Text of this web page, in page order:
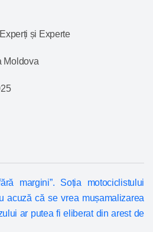
și Experte
Moldova
margini”. Soția motociclistului
acuză că se vrea mușamalizarea
ar putea fi eliberat din arest de